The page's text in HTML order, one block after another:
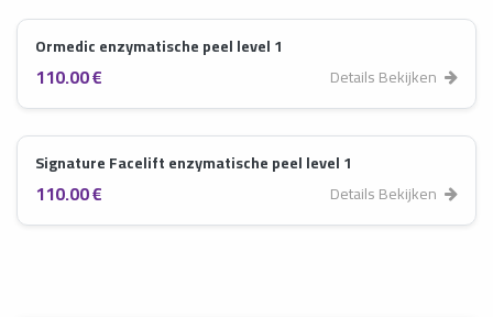
Ormedic enzymatische peel level 1
110.00 € Details Bekijken
Signature Facelift enzymatische peel level 1
110.00 € Details Bekijken